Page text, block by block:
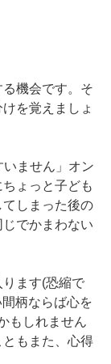
機会です。そ
を覚えましょ
ません」オン
ょっと子ども
しまった後の
でかまわない
ます(恐縮で
柄ならば心を
もしれません
もまた、心得